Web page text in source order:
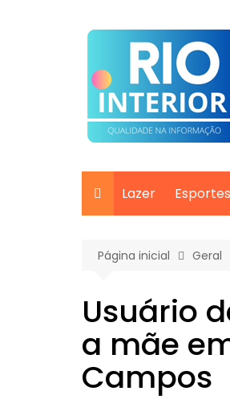
Lazer Esportes
Página inicial Geral
Usuário
a mãe
Campos